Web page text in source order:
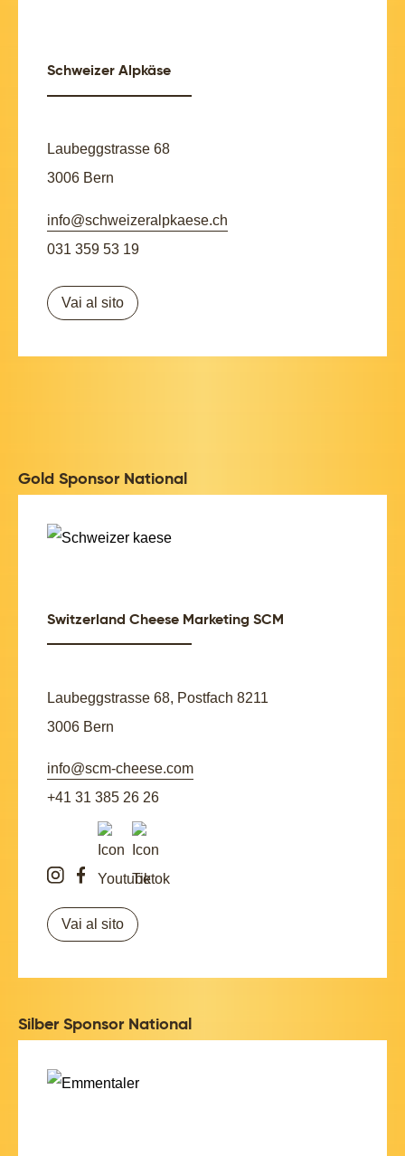
Schweizer Alpkäse
Laubeggstrasse 68
3006 Bern
info@schweizeralpkaese.ch
031 359 53 19
Vai al sito
Gold Sponsor National
Switzerland Cheese Marketing SCM
Laubeggstrasse 68, Postfach 8211
3006 Bern
info@scm-cheese.com
+41 31 385 26 26
Vai al sito
Silber Sponsor National